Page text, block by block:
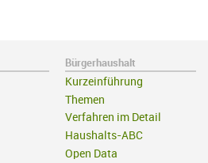
Bürgerhaushalt
Kurzeinführung
Themen
Verfahren im Detail
Haushalts-ABC
Open Data